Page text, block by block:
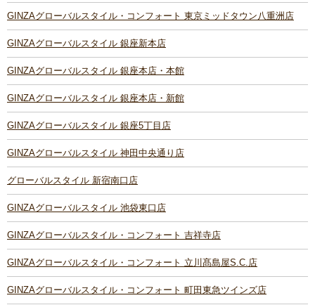
GINZAグローバルスタイル・コンフォート 東京ミッドタウン八重洲店
GINZAグローバルスタイル 銀座新本店
GINZAグローバルスタイル 銀座本店・本館
GINZAグローバルスタイル 銀座本店・新館
GINZAグローバルスタイル 銀座5丁目店
GINZAグローバルスタイル 神田中央通り店
グローバルスタイル 新宿南口店
GINZAグローバルスタイル 池袋東口店
GINZAグローバルスタイル・コンフォート 吉祥寺店
GINZAグローバルスタイル・コンフォート 立川髙島屋S.C.店
GINZAグローバルスタイル・コンフォート 町田東急ツインズ店